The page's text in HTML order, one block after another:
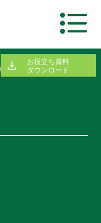
お役立ち資料
ダウンロード
ト